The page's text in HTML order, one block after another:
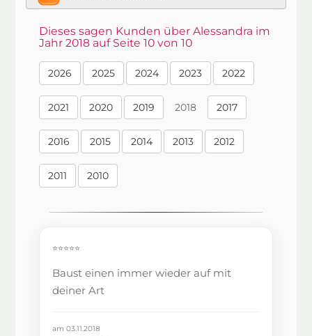
Dieses sagen Kunden über Alessandra im
Jahr 2018 auf Seite 10 von 10
2026 2025 2024 2023 2022
2021 2020 2019 2018 2017
2016 2015 2014 2013 2012
2011 2010
⭐⭐⭐⭐⭐
Baust einen immer wieder auf mit
deiner Art
am 03.11.2018